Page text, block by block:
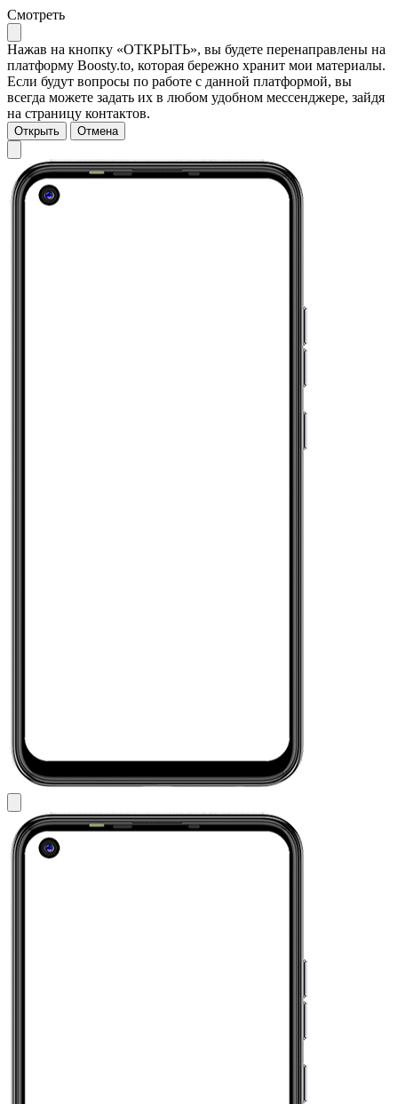
Смотреть
Нажав на кнопку «ОТКРЫТЬ», вы будете перенаправлены на
платформу Boosty.to, которая бережно хранит мои материалы.
Если будут вопросы по работе с данной платформой, вы
всегда можете задать их в любом удобном мессенджере, зайдя
на страницу контактов.
Открыть Отмена